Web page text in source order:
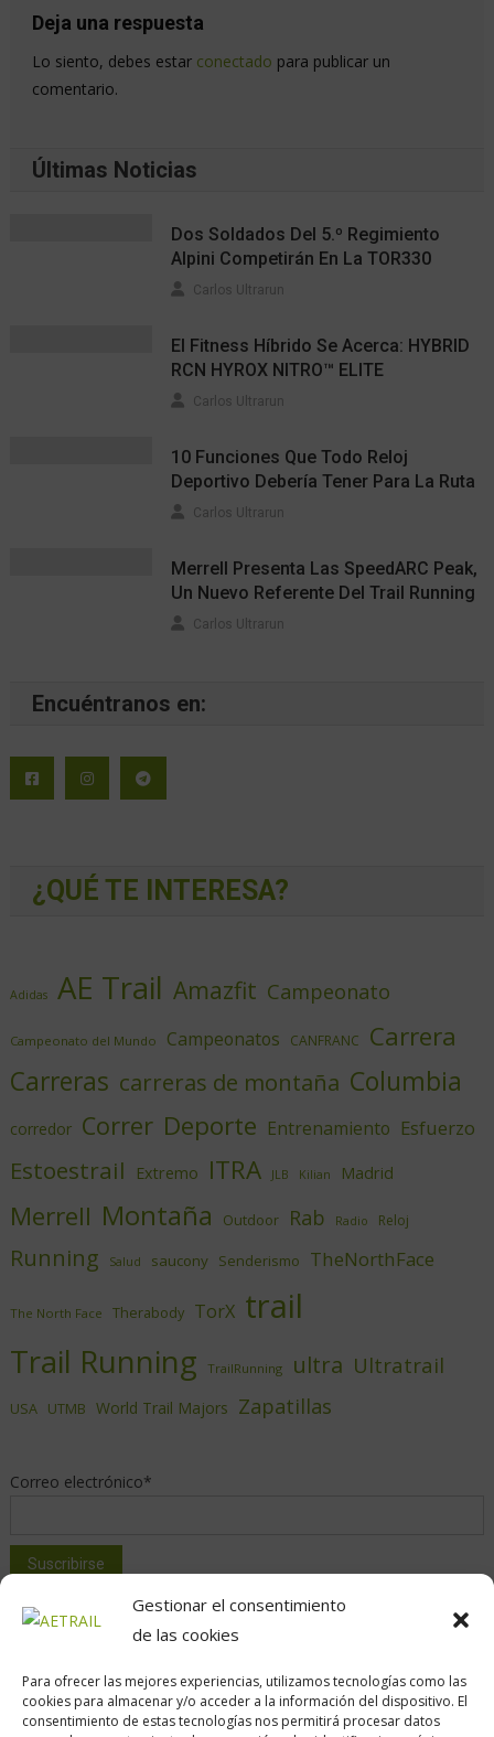
Gestionar el consentimiento
de las cookies
Para ofrecer las mejores experiencias, utilizamos tecnologías como las
cookies para almacenar y/o acceder a la información del dispositivo. El
consentimiento de estas tecnologías nos permitirá procesar datos
Deja una respuesta
Lo siento, debes estar conectado para publicar un
comentario.
Últimas Noticias
Dos Soldados Del 5.º Regimiento
Alpini Competirán En La TOR330
Carlos Ultrarun
El Fitness Híbrido Se Acerca: HYBRID
RCN HYROX NITRO™ ELITE
Carlos Ultrarun
10 Funciones Que Todo Reloj
Deportivo Debería Tener Para La Ruta
Carlos Ultrarun
Merrell Presenta Las SpeedARC Peak,
Un Nuevo Referente Del Trail Running
Carlos Ultrarun
Encuéntranos en:
¿QUÉ TE INTERESA?
Adidas AE Trail Amazfit Campeonato
Campeonato del Mundo Campeonatos CANFRANC
Carrera
Carreras carreras de montaña Columbia
corredor Correr Deporte Entrenamiento Esfuerzo
Estoestrail Extremo ITRA JLB Kilian Madrid
Merrell Montaña Outdoor Rab Radio Reloj
Running Salud saucony Senderismo TheNorthFace
The North Face Therabody TorX trail
Trail Running TrailRunning ultra Ultratrail
USA UTMB World Trail Majors Zapatillas
Correo electrónico*